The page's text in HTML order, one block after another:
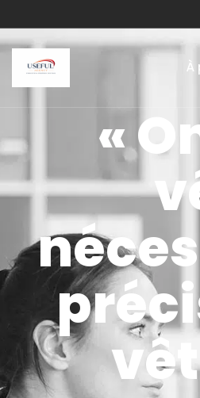
À
«